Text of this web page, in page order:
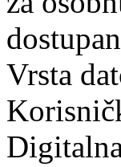
Vrsta